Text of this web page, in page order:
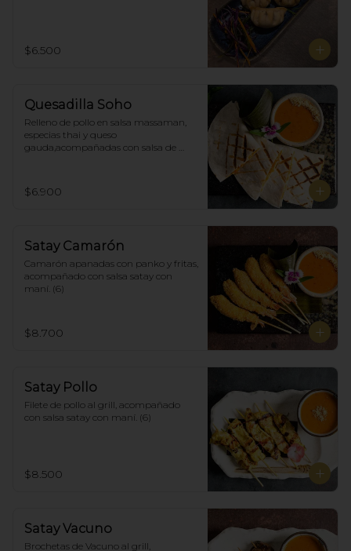
$6.500
Quesadilla Soho
Relleno de pollo en salsa massaman,
especias thai y queso
gauda,acompañadas con salsa de
$6.900
Satay Camarón
Camarón apanadas con panko y fritas,
acompañado con salsa satay con
maní. (6)
$8.700
Satay Pollo
Filete de pollo al grill, acompañado
con salsa satay con maní. (6)
$8.500
Satay Vacuno
Brochetas de Vacuno al grill,